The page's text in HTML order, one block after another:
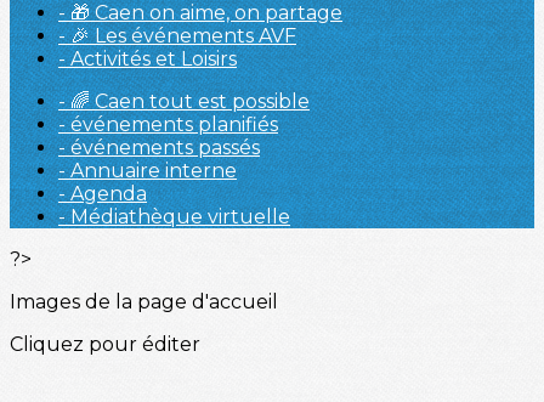
- 🎁 Caen on aime, on partage
- 🎉 Les événements AVF
- Activités et Loisirs
- 🌈 Caen tout est possible
- événements planifiés
- événements passés
- Annuaire interne
- Agenda
- Médiathèque virtuelle
?>
Images de la page d'accueil
Cliquez pour éditer